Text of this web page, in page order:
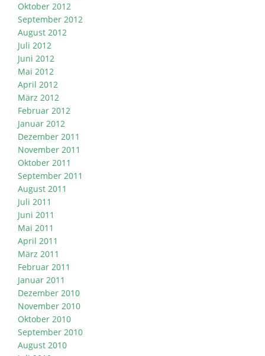
Oktober 2012
September 2012
August 2012
Juli 2012
Juni 2012
Mai 2012
April 2012
März 2012
Februar 2012
Januar 2012
Dezember 2011
November 2011
Oktober 2011
September 2011
August 2011
Juli 2011
Juni 2011
Mai 2011
April 2011
März 2011
Februar 2011
Januar 2011
Dezember 2010
November 2010
Oktober 2010
September 2010
August 2010